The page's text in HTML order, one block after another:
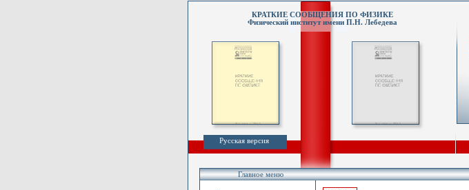
КРАТКИЕ СООБЩЕНИЯ ПО ФИЗИКЕ
Физический институт имени П.Н. Лебедева
Русская версия
Главное меню